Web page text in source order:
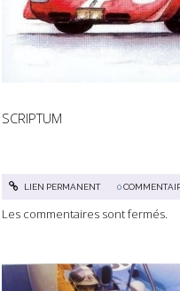
SCRIPTUM
LIEN PERMANENT 0
Les commentaires sont fermés.